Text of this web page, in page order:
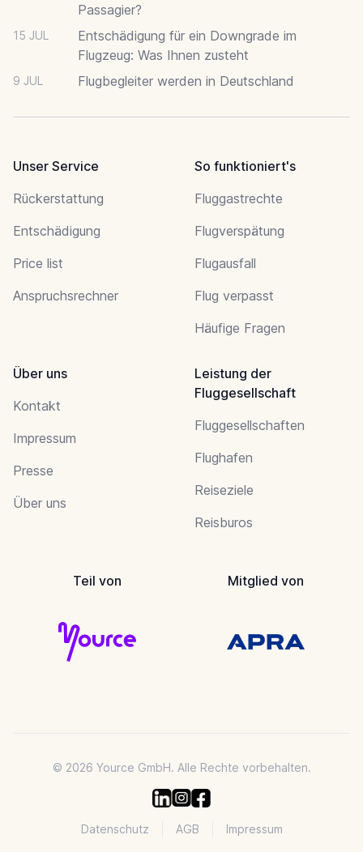
Passagier?
15 JUL
Entschädigung für ein Downgrade im
Flugzeug: Was Ihnen zusteht
9 JUL Flugbegleiter werden in Deutschland
Unser Service
Rückerstattung
Entschädigung
Price list
Anspruchsrechner
So funktioniert's
Fluggastrechte
Flugverspätung
Flugausfall
Flug verpasst
Häufige Fragen
Über uns
Kontakt
Impressum
Presse
Über uns
Leistung der
Fluggesellschaft
Fluggesellschaften
Flughafen
Reiseziele
Reisburos
Teil von Mitglied von
© 2026 Yource GmbH. Alle Rechte vorbehalten.
Datenschutz AGB Impressum